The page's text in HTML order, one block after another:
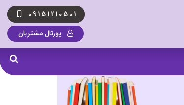
09151210501
پورتال مشتریان